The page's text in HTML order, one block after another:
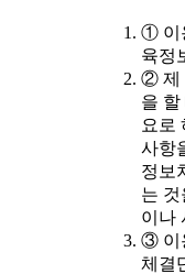
① 이
육정
② 제
을
요로
사항
정보
는
이나
③ 이
체결